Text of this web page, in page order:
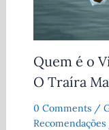
Quem é o
O Traíra
0 Comments /
Recomendações